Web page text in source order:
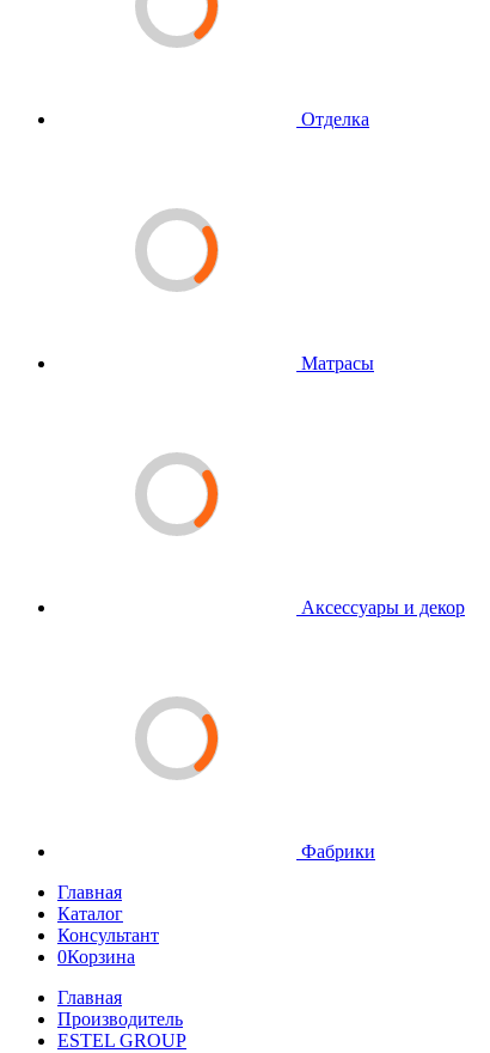
Отделка
Матрасы
Аксессуары и декор
Фабрики
Главная
Каталог
Консультант
0Корзина
Главная
Производитель
ESTEL GROUP